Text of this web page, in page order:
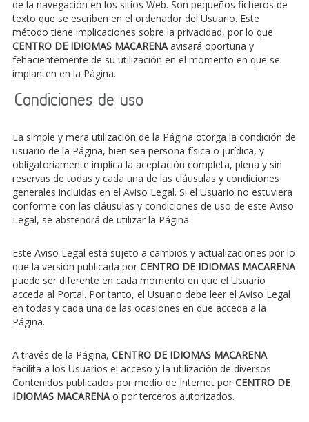
de la navegación en los sitios Web. Son pequeños ficheros de
texto que se escriben en el ordenador del Usuario. Este
método tiene implicaciones sobre la privacidad, por lo que
CENTRO DE IDIOMAS MACARENAavisará oportuna y
fehacientemente de su utilización en el momento en que se
implanten en la Página.
Condiciones de uso
La simple y mera utilización de la Página otorga la condición de
usuario de la Página, bien sea persona física o jurídica, y
obligatoriamente implica la aceptación completa, plena y sin
reservas de todas y cada una de las cláusulas y condiciones
generales incluidas en el Aviso Legal. Si el Usuario no estuviera
conforme con las cláusulas y condiciones de uso de este Aviso
Legal, se abstendrá de utilizar la Página.
Este Aviso Legal está sujeto a cambios y actualizaciones por lo
que la versión publicada por CENTRO DE IDIOMAS MACARENA
puede ser diferente en cada momento en que el Usuario
acceda al Portal. Por tanto, el Usuario debe leer el Aviso Legal
en todas y cada una de las ocasiones en que acceda a la
Página.
A través de la Página, CENTRO DE IDIOMAS MACARENA
facilita a los Usuarios el acceso y la utilización de diversos
Contenidos publicados por medio de Internet por CENTRO DE
IDIOMAS MACARENAo por terceros autorizados.